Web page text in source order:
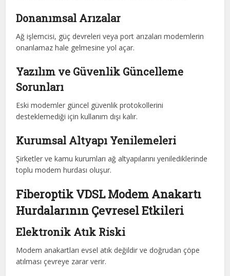
Donanımsal Arızalar
Ağ işlemcisi, güç devreleri veya port arızaları modemlerin
onarılamaz hale gelmesine yol açar.
Yazılım ve Güvenlik Güncelleme
Sorunları
Eski modemler güncel güvenlik protokollerini
desteklemediği için kullanım dışı kalır.
Kurumsal Altyapı Yenilemeleri
Şirketler ve kamu kurumları ağ altyapılarını yenilediklerinde
toplu modem hurdası oluşur.
Fiberoptik VDSL Modem Anakartı
Hurdalarının Çevresel Etkileri
Elektronik Atık Riski
Modem anakartları evsel atık değildir ve doğrudan çöpe
atılması çevreye zarar verir.